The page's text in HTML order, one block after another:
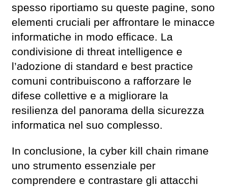
spesso riportiamo su queste pagine, sono
elementi cruciali per affrontare le minacce
informatiche in modo efficace. La
condivisione di threat intelligence e
l’adozione di standard e best practice
comuni contribuiscono a rafforzare le
difese collettive e a migliorare la
resilienza del panorama della sicurezza
informatica nel suo complesso.
In conclusione, la cyber kill chain rimane
uno strumento essenziale per
comprendere e contrastare gli attacchi